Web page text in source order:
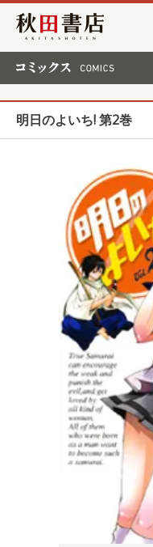
秋田書店
明日のよいち! 第2巻